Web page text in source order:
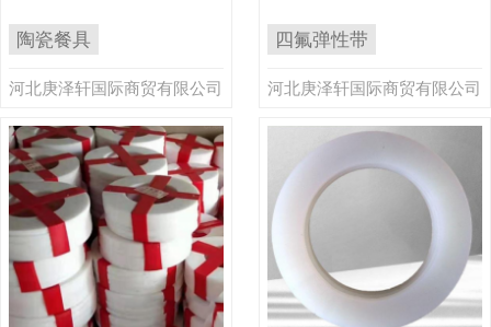
陶瓷餐具
河北庚泽轩国际商贸有限公司
四氟弹性带
河北庚泽轩国际商贸有限公司